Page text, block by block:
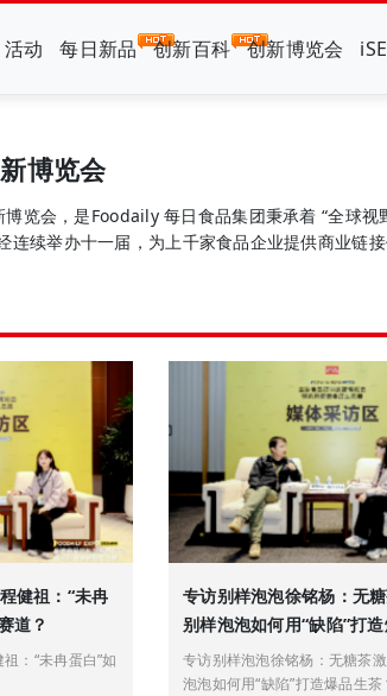
活动 每日新品 创新百科 创新博览会
博览会
览会，是Foodaily 每日食品集团秉承着 “全球
连续举办十一届，为上千家食品企业提供商业链
业在关键窗口期赢得竞争先机。
健祖：“未冉
道？
：“未冉蛋白”如
专访别样泡泡徐铭杨：无糖
别样泡泡如何用“缺陷”打
专访别样泡泡徐铭杨：无糖茶
泡泡如何用“缺陷”打造爆品生茶